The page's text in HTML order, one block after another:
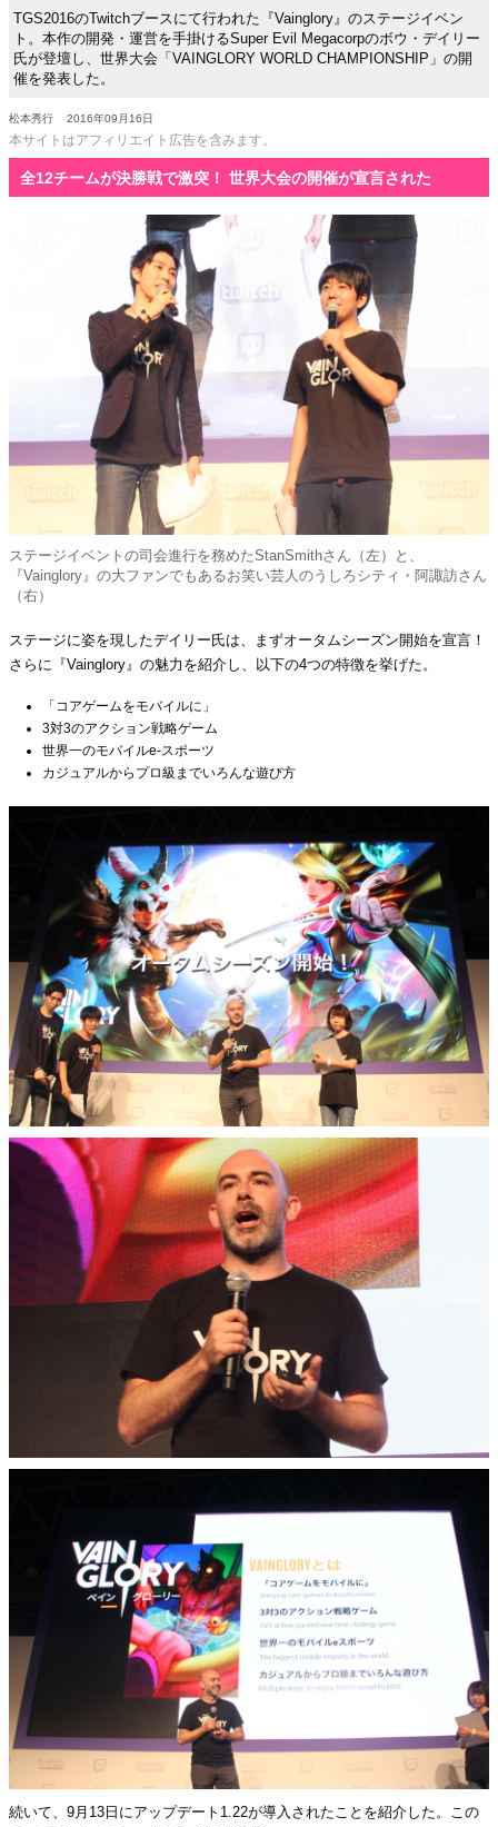
TGS2016のTwitchブースにて行われた『Vainglory』のステージイベン
ト。本作の開発・運営を手掛けるSuper Evil Megacorpのボウ・デイリー
氏が登壇し、世界大会「VAINGLORY WORLD CHAMPIONSHIP」の開
催を発表した。
松本秀行 2016年09月16日
本サイトはアフィリエイト広告を含みます。
全12チームが決勝戦で激突！ 世界大会の開催が宣言された
ステージイベントの司会進行を務めたStanSmithさん（左）と、
『Vainglory』の大ファンでもあるお笑い芸人のうしろシティ・阿諏訪さん
（右）
ステージに姿を現したデイリー氏は、まずオータムシーズン開始を宣言！
さらに『Vainglory』の魅力を紹介し、以下の4つの特徴を挙げた。
「コアゲームをモバイルに」
3対3のアクション戦略ゲーム
世界一のモバイルe-スポーツ
カジュアルからプロ級までいろんな遊び方
続いて、9月13日にアップデート1.22が導入されたことを紹介した。この